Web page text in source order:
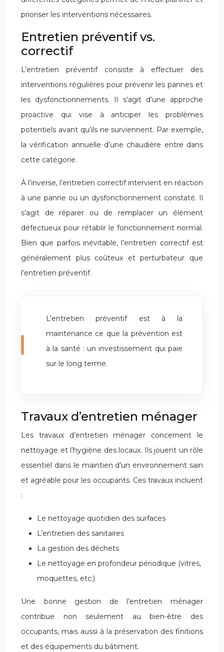
prioriser les interventions nécessaires.
Entretien préventif vs.
correctif
L’entretien préventif consiste à effectuer des
interventions régulières pour prévenir les pannes et
les dysfonctionnements. Il s’agit d’une approche
proactive qui vise à anticiper les problèmes
potentiels avant qu’ils ne surviennent. Par exemple,
la vérification annuelle d’une chaudière entre dans
cette catégorie.
À l’inverse, l’entretien correctif intervient en réaction
à une panne ou un dysfonctionnement constaté. Il
s’agit de réparer ou de remplacer un élément
défectueux pour rétablir le fonctionnement normal.
Bien que parfois inévitable, l’entretien correctif est
généralement plus coûteux et perturbateur que
l’entretien préventif.
L’entretien préventif est à la
maintenance ce que la prévention est
à la santé : un investissement qui paie
sur le long terme.
Travaux d’entretien ménager
Les travaux d’entretien ménager concernent le
nettoyage et l’hygiène des locaux. Ils jouent un rôle
essentiel dans le maintien d’un environnement sain
et agréable pour les occupants. Ces travaux incluent
:
Le nettoyage quotidien des surfaces
L’entretien des sanitaires
La gestion des déchets
Le nettoyage en profondeur périodique (vitres,
moquettes, etc.)
Une bonne gestion de l’entretien ménager
contribue non seulement au bien-être des
occupants, mais aussi à la préservation des finitions
et des équipements du bâtiment.